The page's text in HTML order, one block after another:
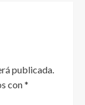
publicada.
con*